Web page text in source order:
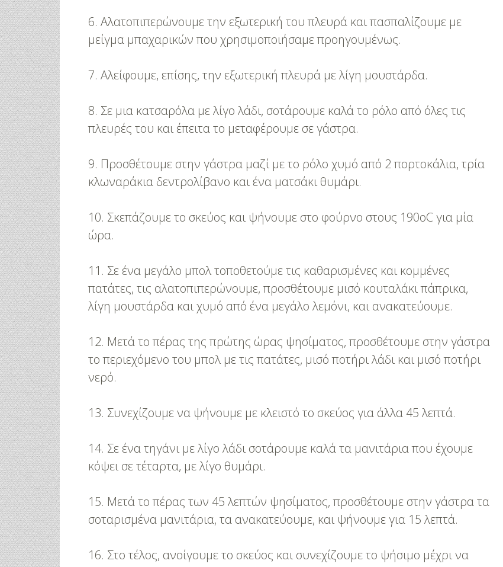
6. Αλατοπιπερώνουμε την εξωτερική του πλευρά και πασπαλίζουμε με
μείγμα μπαχαρικών που χρησιμοποιήσαμε προηγουμένως.
7. Αλείφουμε, επίσης, την εξωτερική πλευρά με λίγη μουστάρδα.
8. Σε μια κατσαρόλα με λίγο λάδι, σοτάρουμε καλά το ρόλο από όλες τις
πλευρές του και έπειτα το μεταφέρουμε σε γάστρα.
9. Προσθέτουμε στην γάστρα μαζί με το ρόλο χυμό από 2 πορτοκάλια, τρία
κλωναράκια δεντρολίβανο και ένα ματσάκι θυμάρι.
10. Σκεπάζουμε το σκεύος και ψήνουμε στο φούρνο στους 190οC για μία
ώρα.
11. Σε ένα μεγάλο μπολ τοποθετούμε τις καθαρισμένες και κομμένες
πατάτες, τις αλατοπιπερώνουμε, προσθέτουμε μισό κουταλάκι πάπρικα,
λίγη μουστάρδα και χυμό από ένα μεγάλο λεμόνι, και ανακατεύουμε.
12. Μετά το πέρας της πρώτης ώρας ψησίματος, προσθέτουμε στην γάστρα
το περιεχόμενο του μπολ με τις πατάτες, μισό ποτήρι λάδι και μισό ποτήρι
νερό.
13. Συνεχίζουμε να ψήνουμε με κλειστό το σκεύος για άλλα 45 λεπτά.
14. Σε ένα τηγάνι με λίγο λάδι σοτάρουμε καλά τα μανιτάρια που έχουμε
κόψει σε τέταρτα, με λίγο θυμάρι.
15. Μετά το πέρας των 45 λεπτών ψησίματος, προσθέτουμε στην γάστρα τα
σοταρισμένα μανιτάρια, τα ανακατεύουμε, και ψήνουμε για 15 λεπτά.
16. Στο τέλος, ανοίγουμε το σκεύος και συνεχίζουμε το ψήσιμο μέχρι να
Γάμος Πάνος Μουζουράκη &
Μαριλού Κόζαρη - Έρχεται
Υπερπαραγωγή Στην Αίγινα
Κόκκινο Κραγιόν Στο Γάμο
Λαμπερή Eπιδερμίδα Με Μία
Μόνο Kίνηση!